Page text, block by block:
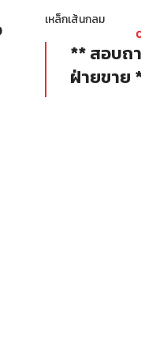
เหล็กเส้นกลม
** สอบถ
ฝ่ายขาย